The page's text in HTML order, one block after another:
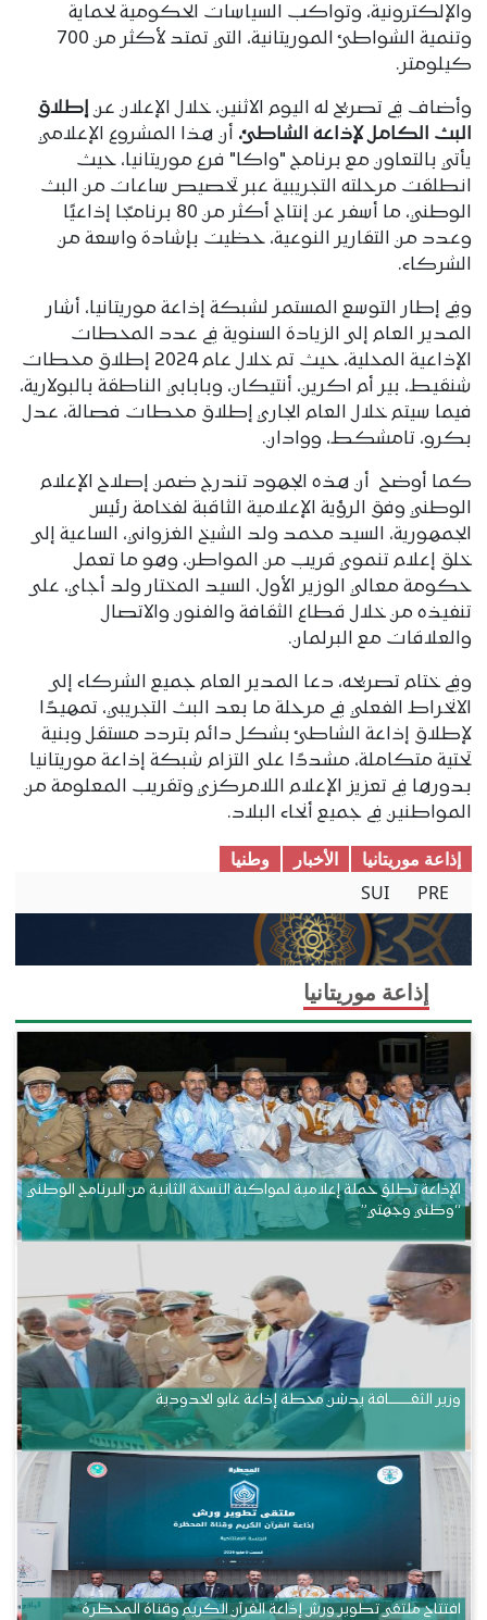
والإلكترونية، وتواكب السياسات الحكومية لحماية
وتنمية الشواطئ الموريتانية، التي تمتد لأكثر من 700
كيلومتر.
وأضاف في تصريح له اليوم الاثنين، خلال الإعلان عن إطلاق
البث الكامل لإذاعة الشاطئ، أن هذا المشروع الإعلامي
يأتي بالتعاون مع برنامج "واكا" فرع موريتانيا، حيث
انطلقت مرحلته التجريبية عبر تخصيص ساعات من البث
الوطني، ما أسفر عن إنتاج أكثر من 80 برنامجًا إذاعيًا
وعدد من التقارير النوعية، حظيت بإشادة واسعة من
الشركاء.
وفي إطار التوسع المستمر لشبكة إذاعة موريتانيا، أشار
المدير العام إلى الزيادة السنوية في عدد المحطات
الإذاعية المحلية، حيث تم خلال عام 2024 إطلاق محطات
شنقيط، بير أم اكرين، أنتيكان، وبابابي الناطقة بالبولارية،
فيما سيتم خلال العام الجاري إطلاق محطات فصالة، عدل
بكرو، تامشكط، ووادان.
كما أوضح أن هذه الجهود تندرج ضمن إصلاح الإعلام
الوطني وفق الرؤية الإعلامية الثاقبة لفخامة رئيس
الجمهورية، السيد محمد ولد الشيخ الغزواني، الساعية إلى
خلق إعلام تنموي قريب من المواطن، وهو ما تعمل
حكومة معالي الوزير الأول، السيد المختار ولد أجاي، على
تنفيذه من خلال قطاع الثقافة والفنون والاتصال
والعلاقات مع البرلمان.
وفي ختام تصريحه، دعا المدير العام جميع الشركاء إلى
الانخراط الفعلي في مرحلة ما بعد البث التجريبي، تمهيدًا
لإطلاق إذاعة الشاطئ بشكل دائم بتردد مستقل وبنية
تحتية متكاملة، مشددًا على التزام شبكة إذاعة موريتانيا
بدورها في تعزيز الإعلام اللامركزي وتقريب المعلومة من
المواطنين في جميع أنحاء البلاد.
إذاعة موريتانيا الأخبار
وطنیا
PRE
SUI
إذاعة موريتانيا
الإذاعة تطلق حملة إعلامية لمواكبة النسخة الثانية من البرنامج الوطني
“وطني وجهتي”
وزير الثقــــــــــافة يدشن محطة إذاعة غابو الحدودية
افتتاح ملتقى تطوير ورش إذاعة القرآن الكريم وقناة المحظرة